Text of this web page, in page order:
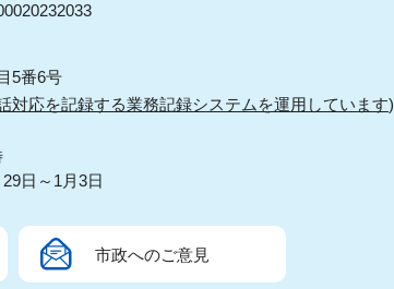
5番6号
対応を記録する業務記録システムを運用しています)
日～1月3日
市政へのご意見